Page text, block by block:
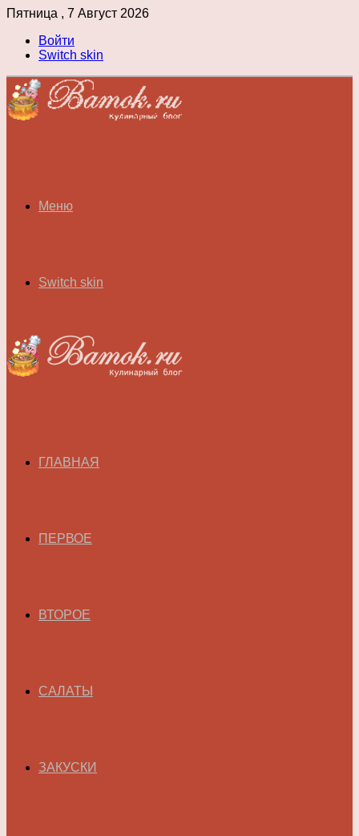
Пятница , 7 Август 2026
Войти
Switch skin
Меню
Switch skin
ГЛАВНАЯ
ПЕРВОЕ
ВТОРОЕ
САЛАТЫ
ЗАКУСКИ